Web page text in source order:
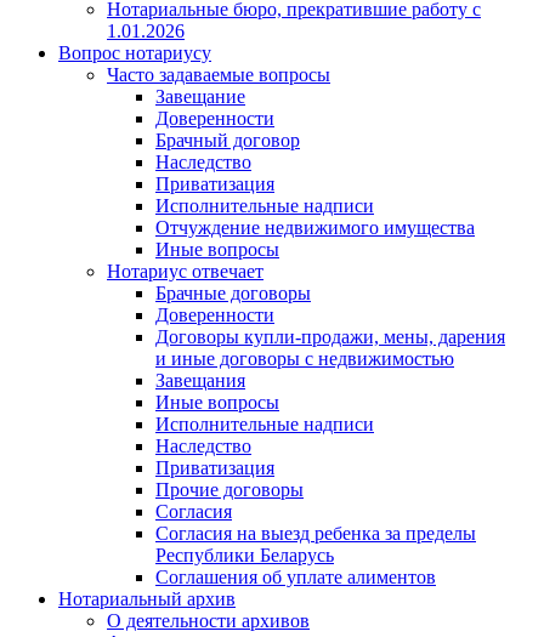
Нотариальные бюро, прекратившие работу с
1.01.2026
Вопрос нотариусу
Часто задаваемые вопросы
Завещание
Доверенности
Брачный договор
Наследство
Приватизация
Исполнительные надписи
Отчуждение недвижимого имущества
Иные вопросы
Нотариус отвечает
Брачные договоры
Доверенности
Договоры купли-продажи, мены, дарения
и иные договоры с недвижимостью
Завещания
Иные вопросы
Исполнительные надписи
Наследство
Приватизация
Прочие договоры
Согласия
Согласия на выезд ребенка за пределы
Республики Беларусь
Соглашения об уплате алиментов
Нотариальный архив
О деятельности архивов